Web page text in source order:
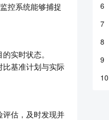
控系统能够捕捉
实时状态。
基准计划与实际
估，及时发现并
6
7
8
9
10